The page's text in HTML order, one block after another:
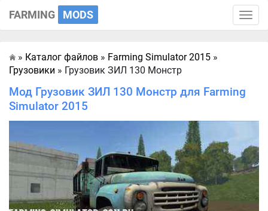
Toggle
FARMING MODS
Главная
» Каталог файлов » Farming Simulator 2015 »
Грузовики » Грузовик ЗИЛ 130 Монстр
Мод Грузовик ЗИЛ 130 Монстр для Farming
Simulator 2015